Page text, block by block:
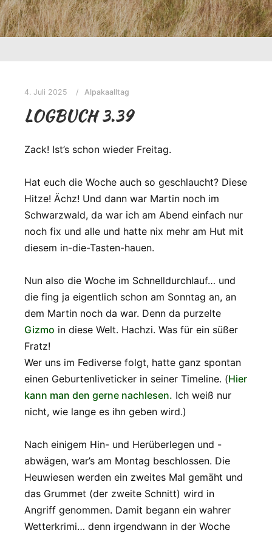
4. Juli 2025 Alpakaalltag
LOGBUCH 3.39
Zack! Ist’s schon wieder Freitag.
Hat euch die Woche auch so geschlaucht? Diese
Hitze! Ächz! Und dann war Martin noch im
Schwarzwald, da war ich am Abend einfach nur
noch fix und alle und hatte nix mehr am Hut mit
diesem in-die-Tasten-hauen.
Nun also die Woche im Schnelldurchlauf… und
die fing ja eigentlich schon am Sonntag an, an
dem Martin noch da war. Denn da purzelte
Gizmo in diese Welt. Hachzi. Was für ein süßer
Fratz!
Wer uns im Fediverse folgt, hatte ganz spontan
einen Geburtenliveticker in seiner Timeline. (Hier
kann man den gerne nachlesen. Ich weiß nur
nicht, wie lange es ihn geben wird.)
Nach einigem Hin- und Herüberlegen und -
abwägen, war’s am Montag beschlossen. Die
Heuwiesen werden ein zweites Mal gemäht und
das Grummet (der zweite Schnitt) wird in
Angriff genommen. Damit begann ein wahrer
Wetterkrimi… denn irgendwann in der Woche